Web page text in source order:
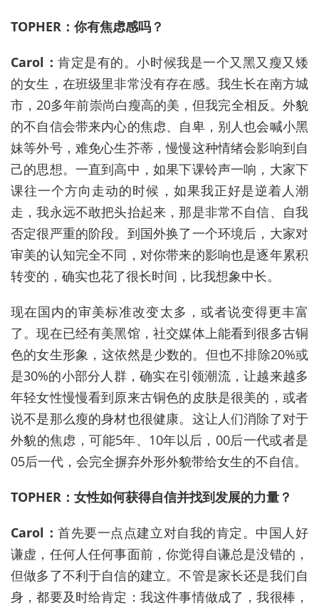
TOPHER：你有焦虑感吗？
Carol：肯定是有的。小时候我是一个又黑又瘦又矮
的女生，在班级里非常没有存在感。我生长在南方城
市，20多年前崇尚白瘦高的美，但我完全相反。外貌
的不自信会带来内心的焦虑、自卑，别人也会喊小黑
妹等外号，难免心生芥蒂，慢慢这种情绪会影响到自
己的思想。一直到高中，如果下课铃声一响，大家下
课往一个方向走动的时候，如果我正好是逆着人潮
走，我永远不敢把头抬起来，那是非常不自信、自我
否定很严重的阶段。到国外换了一个环境后，大家对
审美的认知完全不同，对你带来的影响也是逐年累积
转变的，确实也花了很长时间，比我想象中长。
现在国内的审美标准改变太多，或者说变得更丰富
了。现在已经有美黑馆，社交媒体上能看到很多古铜
色的女生形象，这依然是少数的。但也不排除20%或
是30%的小部分人群，确实在引领潮流，让越来越多
年轻女性慢慢看到原来古铜色的皮肤是很美的，或者
说不是那么瘦的身材也很健康。这让人们消除了对于
外貌的焦虑，可能5年、10年以后，00后一代或者是
05后一代，会完全摒弃外形外貌带给女生的不自信。
TOPHER：女性如何获得自信并找到发展的力量？
Carol：首先要一点点建立对自我的肯定。中国人好
谦虚，任何人任何事面前，你觉得自谦总是没错的，
但做多了不利于自信的建立。不管是家长还是我们自
身，都要及时给肯定：我这件事情做成了，我很棒，